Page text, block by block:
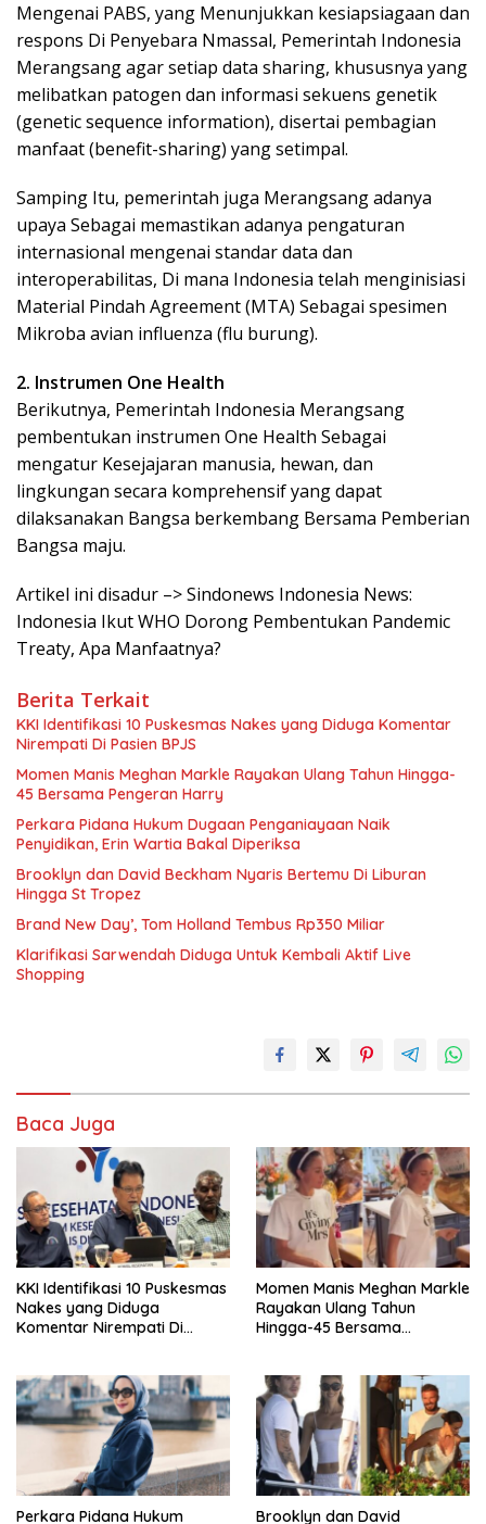
Mengenai PABS, yang Menunjukkan kesiapsiagaan dan
respons Di Penyebara Nmassal, Pemerintah Indonesia
Merangsang agar setiap data sharing, khususnya yang
melibatkan patogen dan informasi sekuens genetik
(genetic sequence information), disertai pembagian
manfaat (benefit-sharing) yang setimpal.
Samping Itu, pemerintah juga Merangsang adanya
upaya Sebagai memastikan adanya pengaturan
internasional mengenai standar data dan
interoperabilitas, Di mana Indonesia telah menginisiasi
Material Pindah Agreement (MTA) Sebagai spesimen
Mikroba avian influenza (flu burung).
2. Instrumen One Health
Berikutnya, Pemerintah Indonesia Merangsang
pembentukan instrumen One Health Sebagai
mengatur Kesejajaran manusia, hewan, dan
lingkungan secara komprehensif yang dapat
dilaksanakan Bangsa berkembang Bersama Pemberian
Bangsa maju.
Artikel ini disadur –> Sindonews Indonesia News:
Indonesia Ikut WHO Dorong Pembentukan Pandemic
Treaty, Apa Manfaatnya?
Berita Terkait
KKI Identifikasi 10 Puskesmas Nakes yang Diduga Komentar
Nirempati Di Pasien BPJS
Momen Manis Meghan Markle Rayakan Ulang Tahun Hingga-
45 Bersama Pengeran Harry
Perkara Pidana Hukum Dugaan Penganiayaan Naik
Penyidikan, Erin Wartia Bakal Diperiksa
Brooklyn dan David Beckham Nyaris Bertemu Di Liburan
Hingga St Tropez
Brand New Day’, Tom Holland Tembus Rp350 Miliar
Klarifikasi Sarwendah Diduga Untuk Kembali Aktif Live
Shopping
Baca Juga
KKI Identifikasi 10 Puskesmas
Nakes yang Diduga
Komentar Nirempati Di
Momen Manis Meghan Markle
Rayakan Ulang Tahun
Hingga-45 Bersama
Perkara Pidana Hukum Brooklyn dan David